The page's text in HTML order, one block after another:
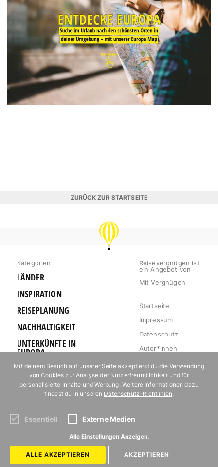
ZURÜCK ZUR STARTSEITE
REISEVERGNÜGEN
Kategorien
LÄNDER
INSPIRATION
REISEPLANUNG
NACHHALTIGKEIT
UNTERKÜNFTE IN
EUROPA
OUTDOOR
URLAUB FÜR
FOODIES
Reisevergnügen ist
ein Angebot von
Mit Vergnügen
Startseite
Impressum
Datenschutz
Autor*innen
Mediakit
Jobs
Kontakt
Abonniere unseren Newsletter!
Mit deinem Besuch auf unserer Seite akzeptierst du die Verwendung
von Cookies zur Analyse der Nutzerfreundlichkeit und für
personalisierte Inhalte und Werbung. Weitere Informationen dazu
findest du in unseren Datenschutz-Richtlinien.
Essentiell Externe Medien
Alle Einstellungen Anzeigen.
ALLE AKZEPTIEREN AKZEPTIEREN